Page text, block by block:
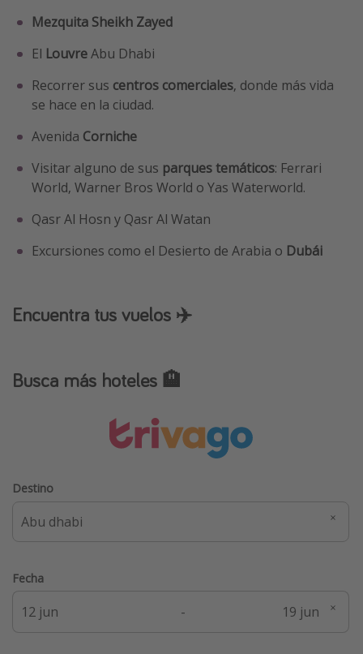
Mezquita Sheikh Zayed
El LouvreAbu Dhabi
Recorrer sus centros comerciales, donde más vida
se hace en la ciudad.
Avenida Corniche
Visitar alguno de sus parques temáticos: Ferrari
World, Warner Bros World o Yas Waterworld.
Qasr Al Hosn y Qasr Al Watan
Excursiones como el Desierto de Arabia o Dubái
Encuentra tus vuelos ✈️
Busca más hoteles 🏨
Destino
Fecha
-